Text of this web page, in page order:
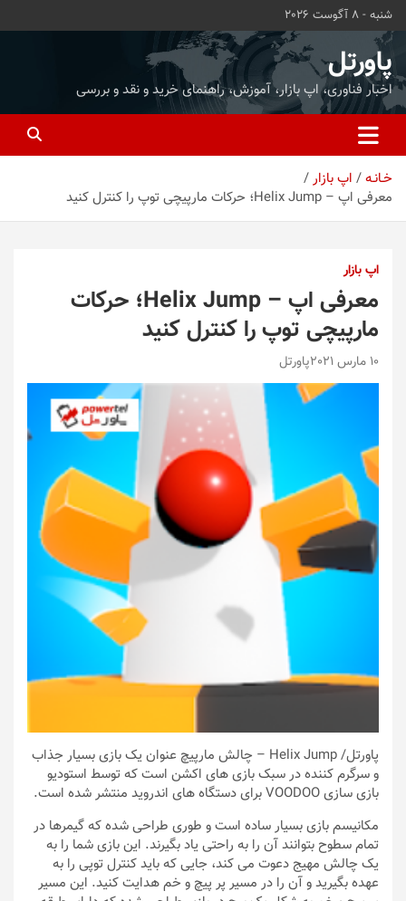
محتوا
بروید
شنبه - 8 آگوست 2026
پاورتل
اخبار فناوری، اپ بازار، آموزش، راهنمای خرید و نقد و بررسی
خـانـه
اپ بازار
معرفی اپ – Helix Jump؛ حرکات مارپیچی توپ را کنترل کنید
اپ بازار
معرفی اپ – Helix Jump؛ حرکات
مارپیچی توپ را کنترل کنید
10 مارس 2021 پاورتل
پاورتل
/ Helix Jump – چالش مارپیچ عنوان یک بازی بسیار جذاب
و سرگرم کننده در سبک بازی های اکشن است که توسط استودیو
بازی سازی VOODOO برای دستگاه های اندروید منتشر شده است.
مکانیسم بازی بسیار ساده است و طوری طراحی شده که گیمرها در
تمام سطوح بتوانند آن را به راحتی یاد بگیرند. این بازی شما را به
یک چالش مهیج دعوت می‌ کند، جایی که باید کنترل توپی را به
عهده بگیرید و آن را در مسیر پر پیچ و خم هدایت کنید. این مسیر